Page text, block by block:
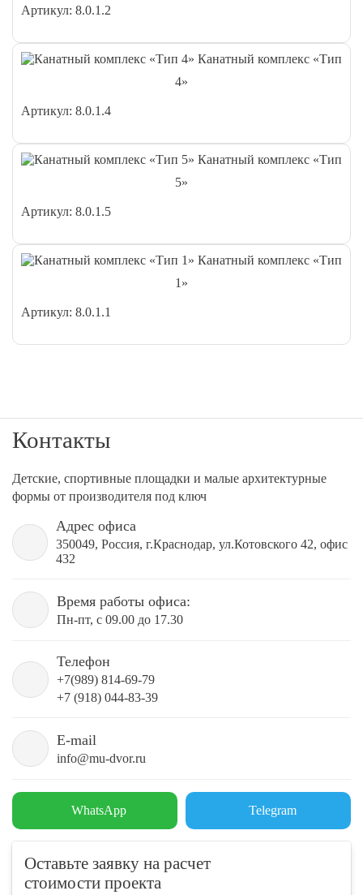
Артикул: 8.0.1.2
Канатный комплекс «Тип
4»
Артикул: 8.0.1.4
Канатный комплекс «Тип
5»
Артикул: 8.0.1.5
Канатный комплекс «Тип
1»
Артикул: 8.0.1.1
Контакты
Детские, спортивные площадки и малые архитектурные
формы от производителя под ключ
Адрес офиса
350049, Россия, г.Краснодар, ул.Котовского 42, офис
432
Время работы офиса:
Пн-пт, с 09.00 до 17.30
Телефон
+7(989) 814-69-79
+7 (918) 044-83-39
E-mail
info@mu-dvor.ru
WhatsApp Telegram
Оставьте заявку на расчет
стоимости проекта